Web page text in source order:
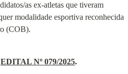
as ex-atletas que tiveram
modalidade esportiva reconhecida
(COB).
EDITAL Nº 079/2025.